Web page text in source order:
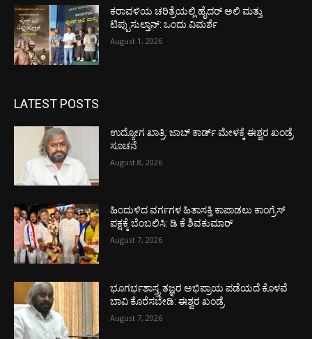
ಕರಾವಳಿಯ ಚರಿತ್ರೆಯಲ್ಲಿ ಹೈದರ್ ಅಲಿ ಮತ್ತು
ಟಿಪ್ಪುಸುಲ್ತಾನ್: ಒಂದು ವಿಮರ್ಶೆ
August 1, 2026
LATEST POSTS
ಉದ್ಯೋಗ ಖಾತ್ರಿ: ಜಾಬ್ ಕಾರ್ಡ್ ಮೇಳಕ್ಕೆ ಈಶ್ವರ ಖಂಡ್ರೆ
ಸೂಚನೆ
August 8, 2026
ಹಿಂದುಳಿದ ವರ್ಗಗಳ ಹಿತಾಸಕ್ತಿ ಕಾಪಾಡಲು ಕಾಂಗ್ರೆಸ್
ಪಕ್ಷಕ್ಕೆ ಬೆಂಬಲಿಸಿ: ಡಿ ಕೆ ಶಿವಕುಮಾರ್
August 7, 2026
ಭೂಗರ್ಭಶಾಸ್ತ್ರ ತಜ್ಞರ ಅಭಿಪ್ರಾಯ ಪಡೆಯದೆ ಕೊಳವೆ
ಬಾವಿ ಕೊರೆಸಬೇಡಿ: ಈಶ್ವರ ಖಂಡ್ರೆ
August 7, 2026